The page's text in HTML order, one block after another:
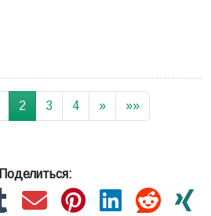
2 3 4 » »»
Поделиться: